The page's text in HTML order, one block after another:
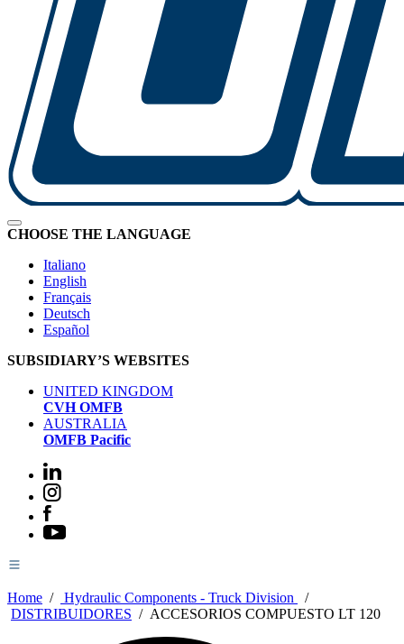
CHOOSE THE LANGUAGE
Italiano
English
Français
Deutsch
Español
SUBSIDIARY’S WEBSITES
UNITED KINGDOM
CVH OMFB
AUSTRALIA
OMFB Pacific
Home / Hydraulic Components - Truck Division
/
DISTRIBUIDORES / ACCESORIOS COMPUESTO LT 120